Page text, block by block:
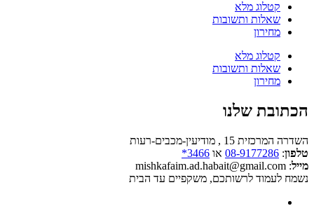
קטלוג מלא
שאלות ותשובות
מחירון
קטלוג מלא
שאלות ותשובות
מחירון
הכתובת שלנו
השדרה המרכזית 15 , מודיעין-מכבים-רעות
טלפון:
08-9177286 או 3466*
מייל: mishkafaim.ad.habait@gmail.com
נשמח לעמוד לרשותכם, משקפיים עד הבית